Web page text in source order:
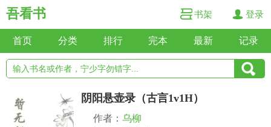
吾看书 书架 登录
首页 分类 排行 完本 最新 记录
阴阳悬壶录（古言1v1H）
作者： 乌柳